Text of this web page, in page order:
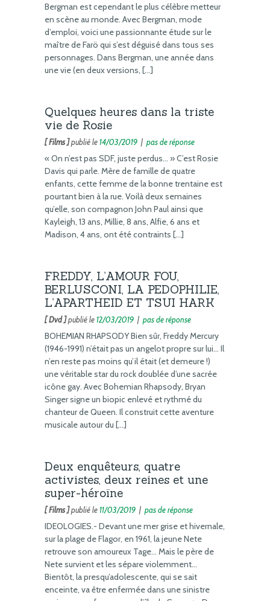
Bergman est cependant le plus célèbre metteur
en scène au monde. Avec Bergman, mode
d’emploi, voici une passionnante étude sur le
maître de Farö qui s’est déguisé dans tous ses
personnages. Dans Bergman, une année dans
une vie (en deux versions, […]
Quelques heures dans la triste
vie de Rosie
[ Films ]publié le14/03/2019 | pas de réponse
« On n’est pas SDF, juste perdus… » C’est Rosie
Davis qui parle. Mère de famille de quatre
enfants, cette femme de la bonne trentaine est
pourtant bien à la rue. Voilà deux semaines
qu’elle, son compagnon John Paul ainsi que
Kayleigh, 13 ans, Millie, 8 ans, Alfie, 6 ans et
Madison, 4 ans, ont été contraints […]
FREDDY, L’AMOUR FOU,
BERLUSCONI, LA PEDOPHILIE,
L’APARTHEID ET TSUI HARK
[ Dvd ]publié le12/03/2019 | pas de réponse
BOHEMIAN RHAPSODY Bien sûr, Freddy Mercury
(1946-1991) n’était pas un angelot propre sur lui… Il
n’en reste pas moins qu’il était (et demeure !)
une véritable star du rock doublée d’une sacrée
icône gay. Avec Bohemian Rhapsody, Bryan
Singer signe un biopic enlevé et rythmé du
chanteur de Queen. Il construit cette aventure
musicale autour du […]
Deux enquêteurs, quatre
activistes, deux reines et une
super-héroïne
[ Films ]publié le11/03/2019 | pas de réponse
IDEOLOGIES.- Devant une mer grise et hivernale,
sur la plage de Flagor, en 1961, la jeune Nete
retrouve son amoureux Tage… Mais le père de
Nete survient et les sépare violemment…
Bientôt, la presqu’adolescente, qui se sait
enceinte, va être enfermée dans une sinistre